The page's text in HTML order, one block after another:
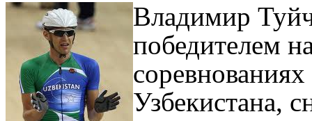
Владимир
победителем
Узбекистана,